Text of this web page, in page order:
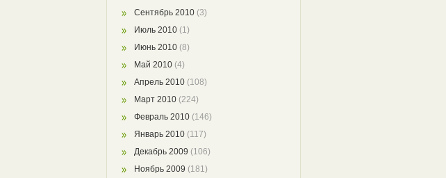
Сентябрь 2010 (3)
Июль 2010 (1)
Июнь 2010 (8)
Май 2010 (4)
Апрель 2010 (108)
Март 2010 (224)
Февраль 2010 (146)
Январь 2010 (117)
Декабрь 2009 (106)
Ноябрь 2009 (181)